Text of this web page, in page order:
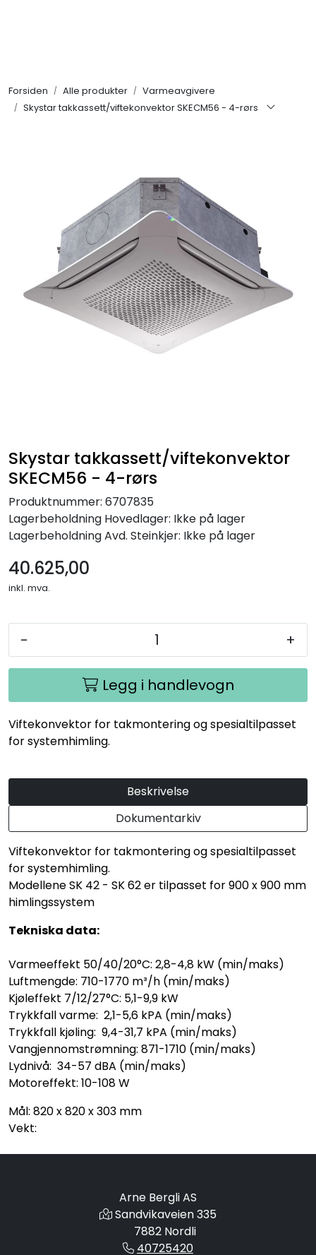
Forsiden Alle produkter
Varmeavgivere
Skystar takkassett/viftekonvektor SKECM56 - 4-rørs
Skystar takkassett/viftekonvektor
SKECM56 - 4-rørs
Produktnummer: 6707835
Lagerbeholdning Hovedlager: Ikke på lager
LagerbeholdningAvd. Steinkjer: Ikke på lager
40.625,00
inkl. mva.
- +
Legg i handlevogn
Viftekonvektor for takmontering og spesialtilpasset
for systemhimling.
Beskrivelse
Dokumentarkiv
Viftekonvektor for takmontering og spesialtilpasset
for systemhimling.
Modellene SK 42 - SK 62 er tilpasset for 900 x 900 mm
himlingssystem
Tekniska data:
Varmeeffekt 50/40/20°C: 2,8-4,8 kW (min/maks)
Luftmengde: 710-1770 m³/h (min/maks)
Kjøleffekt 7/12/27°C: 5,1-9,9 kW
Trykkfall varme: 2,1-5,6 kPA (min/maks)
Trykkfall kjøling: 9,4-31,7 kPA (min/maks)
Vangjennomstrømning: 871-1710 (min/maks)
Lydnivå: 34-57 dBA (min/maks)
Motoreffekt: 10-108 W
Mål: 820 x 820 x 303 mm
Vekt:
Arne Bergli AS
Sandvikaveien 335
7882 Nordli
40725420
KAMPANJER
Søk om proffkundekonto
Reservedeler
Be om tilbud